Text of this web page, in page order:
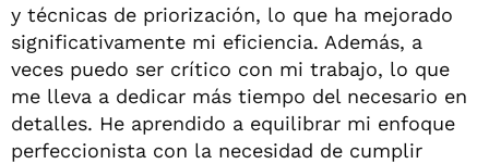
y técnicas de priorización, lo que ha mejorado
significativamente mi eficiencia. Además, a
veces puedo ser crítico con mi trabajo, lo que
me lleva a dedicar más tiempo del necesario en
detalles. He aprendido a equilibrar mi enfoque
perfeccionista con la necesidad de cumplir